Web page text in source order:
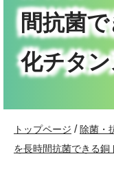
間抗菌
化チタ
トップページ / 除菌・
を長時間抗菌できる銅